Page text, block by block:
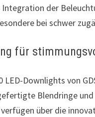
Integration der
bei schwer
für
LED-Downlights von
Blendringe und
über die